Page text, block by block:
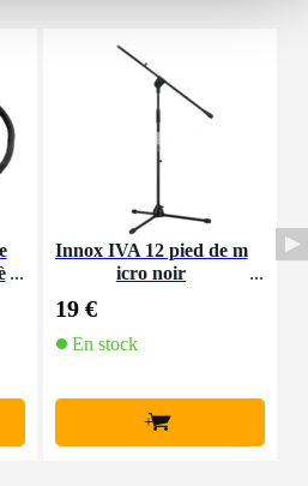
Innox IVA 12 pied de m
icro noir
19 €
En stock
+